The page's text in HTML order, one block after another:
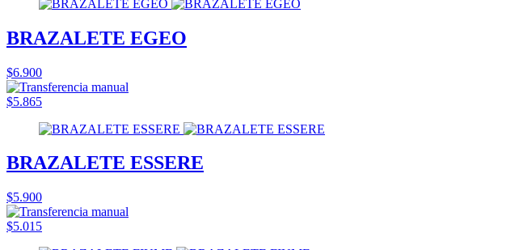
BRAZALETE EGEO
$6.900
$5.865
BRAZALETE ESSERE
$5.900
$5.015